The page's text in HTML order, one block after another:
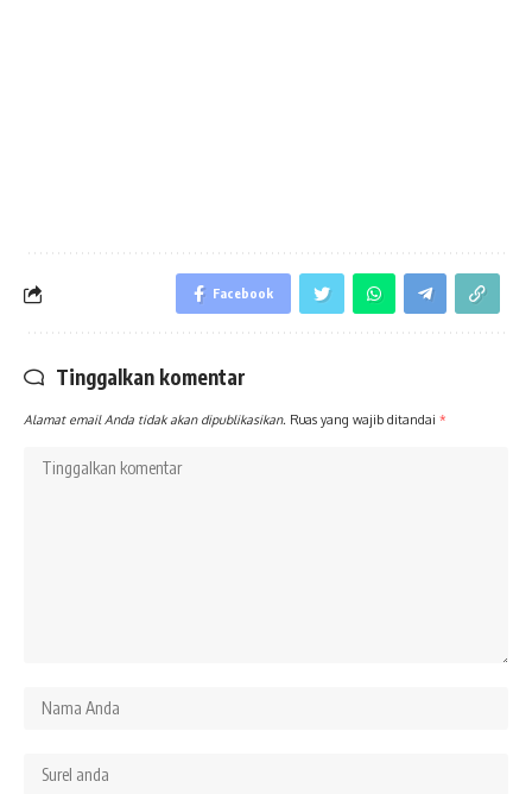
Facebook
Tinggalkan komentar
Alamat email Anda tidak akan dipublikasikan. Ruas yang wajib ditandai *